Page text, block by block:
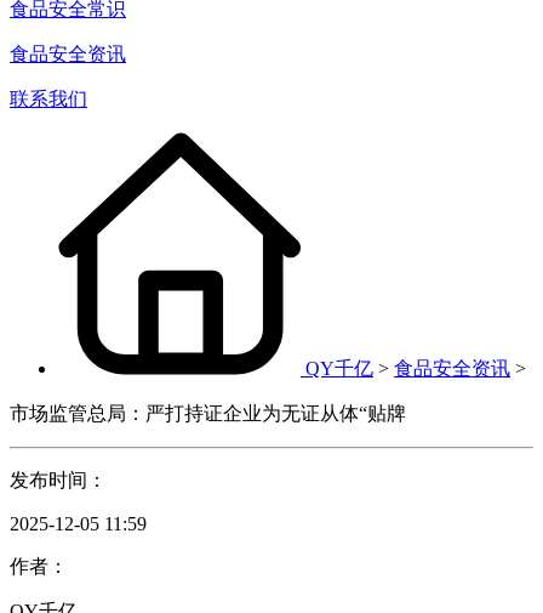
食品安全常识
食品安全资讯
联系我们
QY千亿 > 食品安全资讯 >
市场监管总局：严打持证企业为无证从体“贴牌
发布时间：
2025-12-05 11:59
作者：